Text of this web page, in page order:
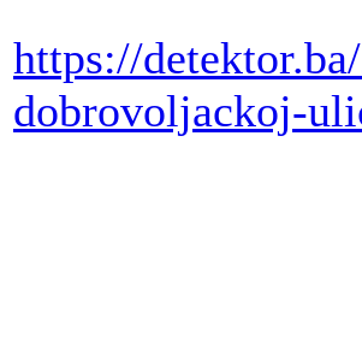
https://
dobrovoljackoj-